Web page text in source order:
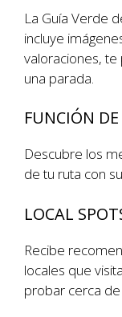
La Guía Verde
incluye
valoraciones,
una parada.
FUNCIÓN
Descubre los
de tu ruta con
LOCAL
Recibe
locales que
probar cerca de